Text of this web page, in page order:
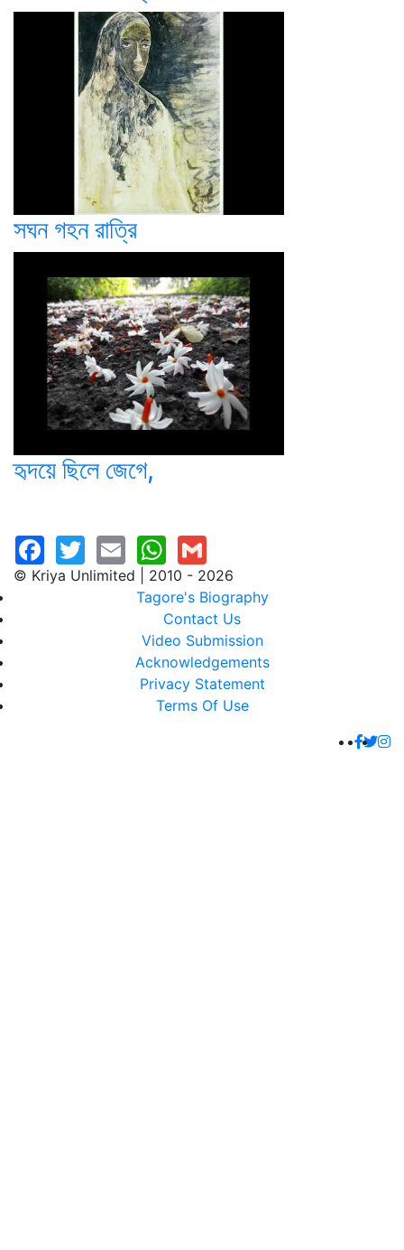
সঘন গহন রাত্রি
হৃদয়ে ছিলে জেগে,
© Kriya Unlimited | 2010 - 2026
Tagore's Biography
Contact Us
Video Submission
Acknowledgements
Privacy Statement
Terms Of Use